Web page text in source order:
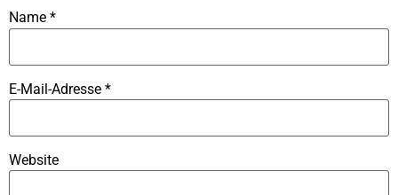
Name *
E-Mail-Adresse *
Website